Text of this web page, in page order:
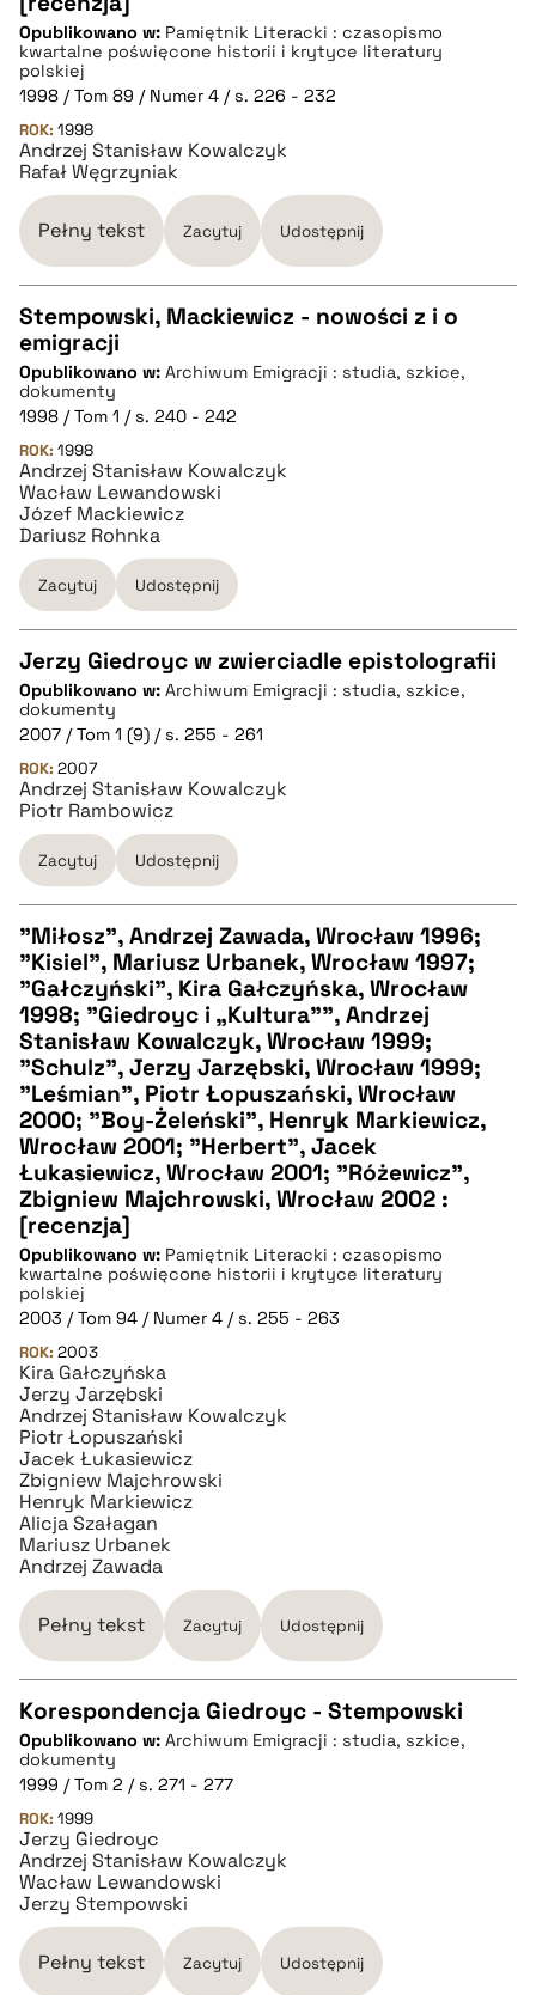
pobierz cytat
BIBTEX
pobierz cytat
Opublikowano w: Pamiętnik Literacki : czasopismo
kwartalne poświęcone historii i krytyce literatury
polskiej
1998 / Tom 89 / Numer 4 / s. 226 - 232
ROK: 1998
Andrzej Stanisław Kowalczyk
Rafał Węgrzyniak
Pełny tekst Zacytuj Udostępnij
CZYSTY TEKST
pobierz cytat
BIBTEX
pobierz cytat
Stempowski, Mackiewicz - nowości z i o
emigracji
Opublikowano w: Archiwum Emigracji : studia, szkice,
dokumenty
1998 / Tom 1 / s. 240 - 242
ROK: 1998
Andrzej Stanisław Kowalczyk
Wacław Lewandowski
Józef Mackiewicz
Dariusz Rohnka
Zacytuj Udostępnij
CZYSTY TEKST
pobierz cytat
BIBTEX
Jerzy Giedroyc w zwierciadle epistolografii
Opublikowano w: Archiwum Emigracji : studia, szkice,
dokumenty
2007 / Tom 1 (9) / s. 255 - 261
ROK: 2007
Andrzej Stanisław Kowalczyk
Piotr Rambowicz
Zacytuj Udostępnij
CZYSTY TEKST
pobierz cytat
BIBTEX
pobierz cytat
"Miłosz", Andrzej Zawada, Wrocław 1996;
"Kisiel", Mariusz Urbanek, Wrocław 1997;
"Gałczyński", Kira Gałczyńska, Wrocław
1998; "Giedroyc i „Kultura”", Andrzej
Stanisław Kowalczyk, Wrocław 1999;
"Schulz", Jerzy Jarzębski, Wrocław 1999;
"Leśmian", Piotr Łopuszański, Wrocław
2000; "Boy-Żeleński", Henryk Markiewicz,
Wrocław 2001; "Herbert", Jacek
Łukasiewicz, Wrocław 2001; "Różewicz",
Zbigniew Majchrowski, Wrocław 2002 :
[recenzja]
Opublikowano w: Pamiętnik Literacki : czasopismo
kwartalne poświęcone historii i krytyce literatury
polskiej
2003 / Tom 94 / Numer 4 / s. 255 - 263
ROK: 2003
Kira Gałczyńska
Jerzy Jarzębski
Andrzej Stanisław Kowalczyk
Piotr Łopuszański
Jacek Łukasiewicz
Zbigniew Majchrowski
Henryk Markiewicz
Alicja Szałagan
Mariusz Urbanek
Andrzej Zawada
Pełny tekst Zacytuj Udostępnij
CZYSTY TEKST
pobierz cytat
BIBTEX
pobierz cytat
Korespondencja Giedroyc - Stempowski
Opublikowano w: Archiwum Emigracji : studia, szkice,
dokumenty
1999 / Tom 2 / s. 271 - 277
ROK: 1999
Jerzy Giedroyc
Andrzej Stanisław Kowalczyk
Wacław Lewandowski
Jerzy Stempowski
Pełny tekst Zacytuj Udostępnij